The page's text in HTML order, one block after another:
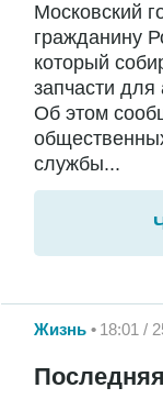
Московский
гражданину
который
запчасти для
Об этом
службы...
Жизнь 18:01 /